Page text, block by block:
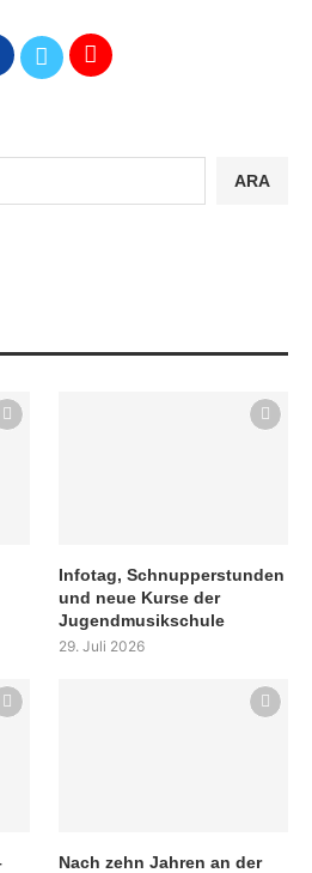
ARA
Infotag, Schnupperstunden
und neue Kurse der
Jugendmusikschule
29. Juli 2026
Nach zehn Jahren an der